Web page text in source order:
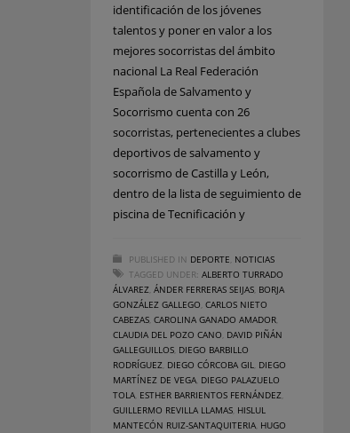
identificación de los jóvenes
talentos y poner en valor a los
mejores socorristas del ámbito
nacional La Real Federación
Española de Salvamento y
Socorrismo cuenta con 26
socorristas, pertenecientes a clubes
deportivos de salvamento y
socorrismo de Castilla y León,
dentro de la lista de seguimiento de
piscina de Tecnificación y
PUBLISHED IN DEPORTE, NOTICIAS
TAGGED UNDER: ALBERTO TURRADO
ÁLVAREZ, ÁNDER FERRERAS SEIJAS, BORJA
GONZÁLEZ GALLEGO, CARLOS NIETO
CABEZAS, CAROLINA GANADO AMADOR,
CLAUDIA DEL POZO CANO, DAVID PIÑÁN
GALLEGUILLOS, DIEGO BARBILLO
RODRÍGUEZ, DIEGO CÓRCOBA GIL, DIEGO
MARTÍNEZ DE VEGA, DIEGO PALAZUELO
TOLA, ESTHER BARRIENTOS FERNÁNDEZ,
GUILLERMO REVILLA LLAMAS, HISLUL
MANTECÓN RUIZ-SANTAQUITERIA, HUGO